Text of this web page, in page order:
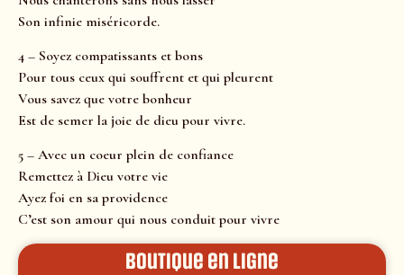
Son infinie miséricorde.
4 – Soyez compatissants et bons
Pour tous ceux qui souffrent et qui pleurent
Vous savez que votre bonheur
Est de semer la joie de dieu pour vivre.
5 – Avec un coeur plein de confiance
Remettez à Dieu votre vie
Ayez foi en sa providence
C’est son amour qui nous conduit pour vivre
Boutique en ligne